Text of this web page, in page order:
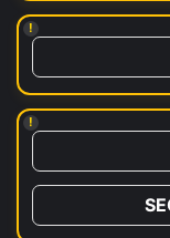
!
!